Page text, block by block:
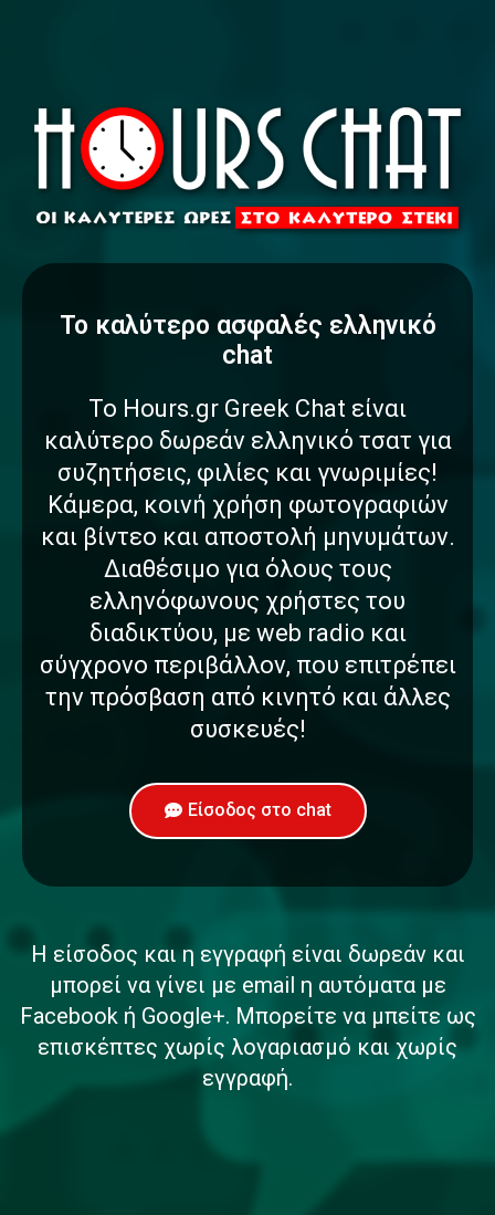
To καλύτερο ασφαλές ελληνικό
chat
Το Hours.gr Greek Chat είναι
καλύτερο δωρεάν ελληνικό τσατ για
συζητήσεις, φιλίες και γνωριμίες!
Κάμερα, κοινή χρήση φωτογραφιών
και βίντεο και αποστολή μηνυμάτων.
Διαθέσιμο για όλους τους
ελληνόφωνους χρήστες του
διαδικτύου, με web radio και
σύγχρονο περιβάλλον, που επιτρέπει
την πρόσβαση από κινητό και άλλες
συσκευές!
Είσοδος στο chat
Η είσοδος και η εγγραφή είναι δωρεάν και
μπορεί να γίνει με email η αυτόματα με
Facebook ή Google+. Μπορείτε να μπείτε ως
επισκέπτες χωρίς λογαριασμό και χωρίς
εγγραφή.